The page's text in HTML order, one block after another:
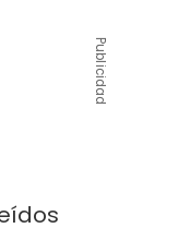
Publicidad